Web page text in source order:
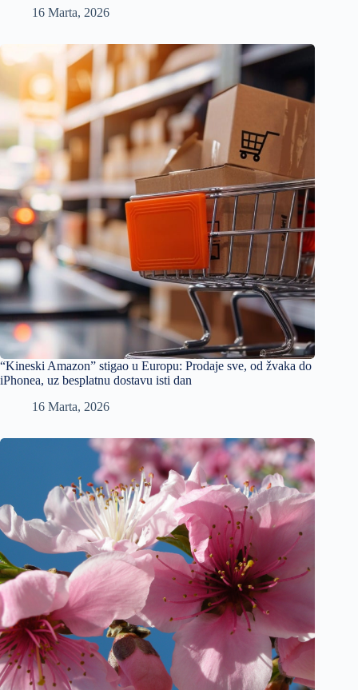
16 Marta, 2026
“Kineski Amazon” stigao u Europu: Prodaje sve, od žvaka do
iPhonea, uz besplatnu dostavu isti dan
16 Marta, 2026